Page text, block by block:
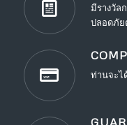
มีรางวัล
ปลอดภัย
ท่านจะไ